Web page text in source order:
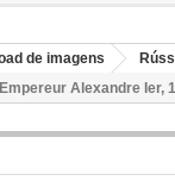
de imagens
Alexandre Ier,